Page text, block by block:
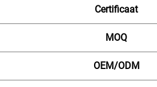
Certificaat
MOQ
OEM/ODM